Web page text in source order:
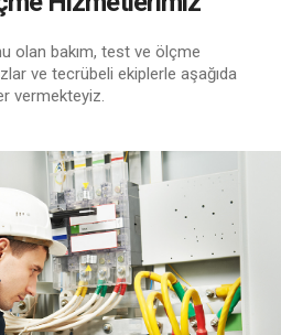
olan bakım, test ve ölçme
ve tecrübeli ekiplerle aşağıda
vermekteyiz.